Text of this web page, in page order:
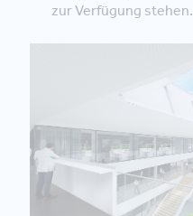
zur Verfügung stehen.